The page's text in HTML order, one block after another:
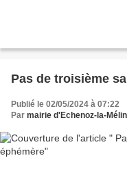
Pas de troisième
Publié le 02/05/2024 à 07:22
Par mairie d'Echenoz-la-